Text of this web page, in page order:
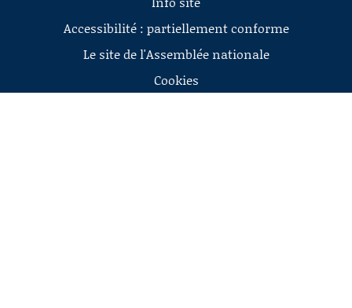
Accessibilité : partiellement conforme
Le site de l'Assemblée nationale
Cookies